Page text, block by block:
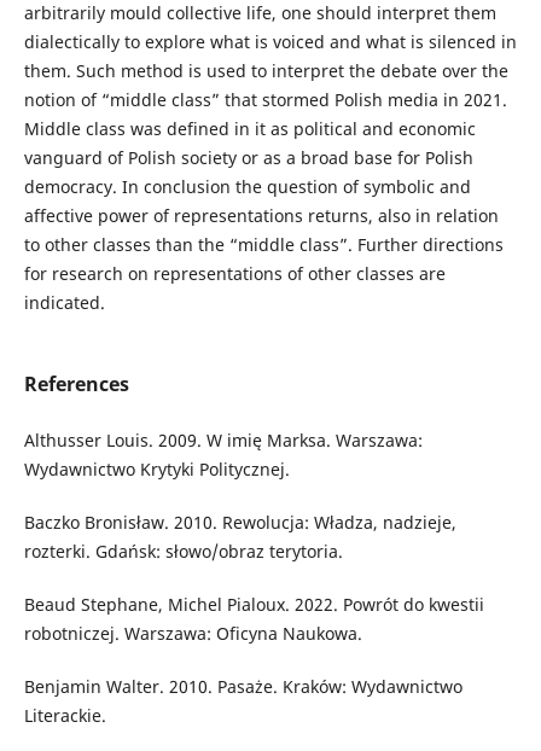
arbitrarily mould collective life, one should interpret them
dialectically to explore what is voiced and what is silenced in
them. Such method is used to interpret the debate over the
notion of “middle class” that stormed Polish media in 2021.
Middle class was defined in it as political and economic
vanguard of Polish society or as a broad base for Polish
democracy. In conclusion the question of symbolic and
affective power of representations returns, also in relation
to other classes than the “middle class”. Further directions
for research on representations of other classes are
indicated.
References
Althusser Louis. 2009. W imię Marksa. Warszawa:
Wydawnictwo Krytyki Politycznej.
Baczko Bronisław. 2010. Rewolucja: Władza, nadzieje,
rozterki. Gdańsk: słowo/obraz terytoria.
Beaud Stephane, Michel Pialoux. 2022. Powrót do kwestii
robotniczej. Warszawa: Oficyna Naukowa.
Benjamin Walter. 2010. Pasaże. Kraków: Wydawnictwo
Literackie.